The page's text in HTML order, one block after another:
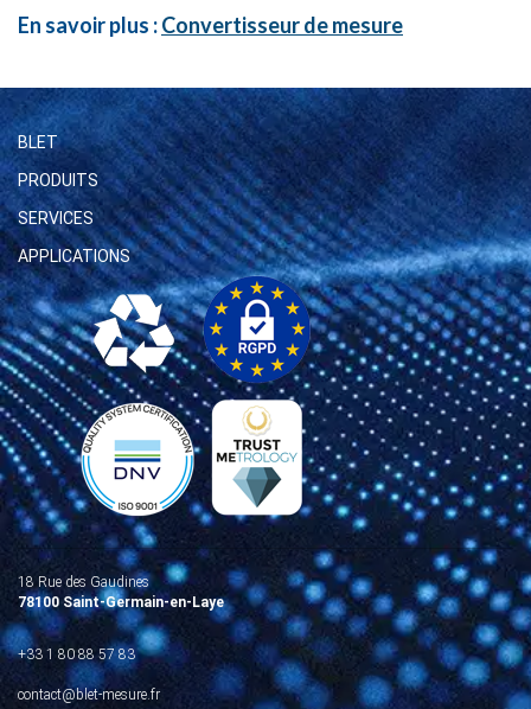
En savoir plus :Convertisseur de mesure
BLET
PRODUITS
SERVICES
APPLICATIONS
18 Rue des Gaudines
78100 Saint-Germain-en-Laye
+33 1 80 88 57 83
contact@blet-mesure.fr